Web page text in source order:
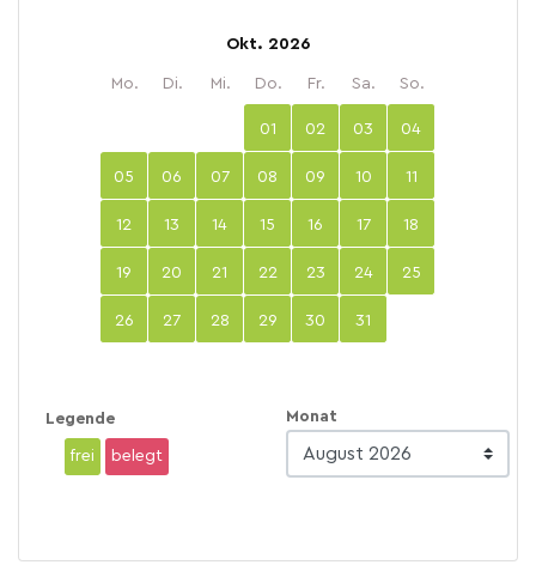
Okt. 2026
Mo. Di. Mi. Do. Fr. Sa. So.
01 02 03 04
05 06 07 08 09 10 11
12 13 14 15 16 17 18
19 20 21 22 23 24 25
26 27 28 29 30 31
Legende
frei belegt
Monat